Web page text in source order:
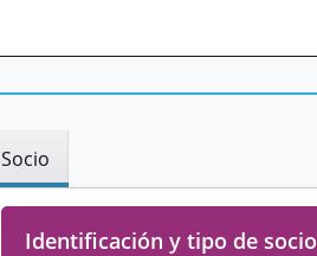
Socio
Identificación y tipo de socio